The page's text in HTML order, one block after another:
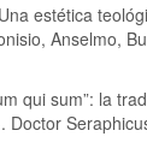
estética
Anselmo,
qui sum”: la
Doctor